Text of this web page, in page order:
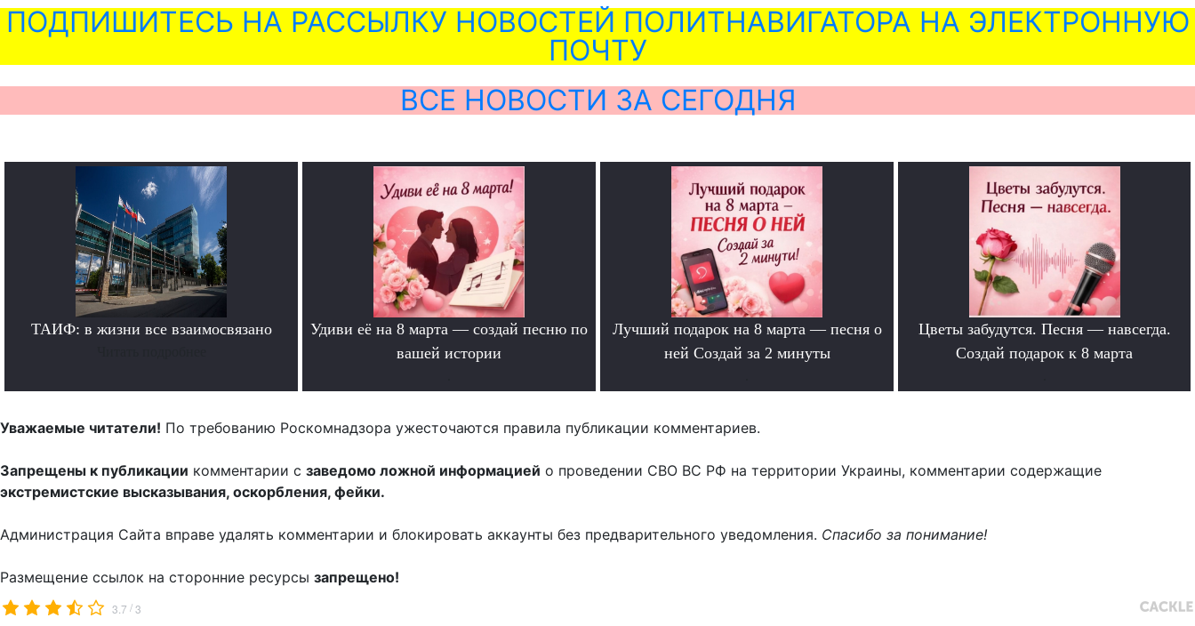
ПОДПИШИТЕСЬ НА РАССЫЛКУ НОВОСТЕЙ ПОЛИТНАВИГАТОРА НА ЭЛЕКТРОННУЮ
ПОЧТУ
ВСЕ НОВОСТИ ЗА СЕГОДНЯ
ТАИФ: в жизни все взаимосвязано
Удиви её на 8 марта — создай песню по
вашей истории
Лучший подарок на 8 марта — песня о
ней Создай за 2 минуты
Цветы забудутся. Песня — навсегда.
Создай подарок к 8 марта
Уважаемые читатели! По требованию Роскомнадзора ужесточаются правила публикации комментариев.
Запрещены к публикации комментарии с заведомо ложной информацией о проведении СВО ВС РФ на территории Украины, комментарии содержащие
экстремистские высказывания, оскорбления, фейки.
Администрация Сайта вправе удалять комментарии и блокировать аккаунты без предварительного уведомления. Спасибо за понимание!
Размещение ссылок на сторонние ресурсы запрещено!
3.7 /3